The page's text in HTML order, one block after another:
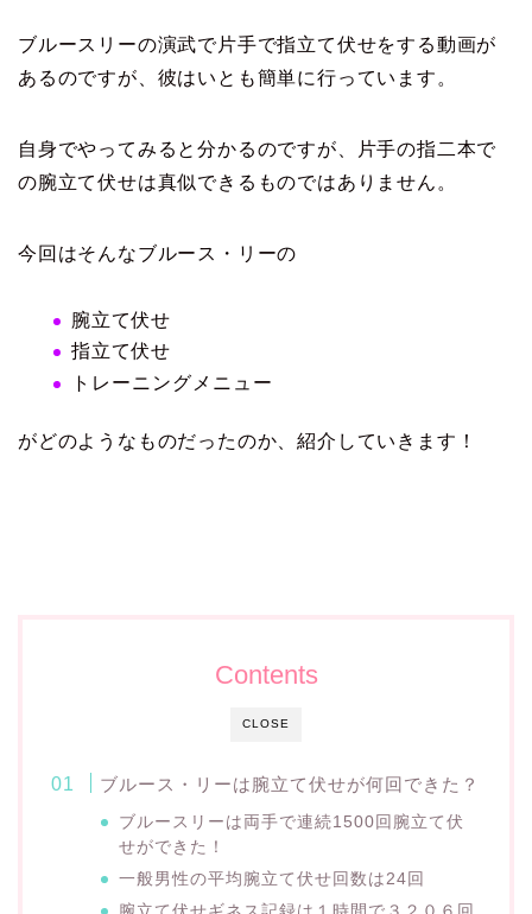
ブルースリーの演武で片手で指立て伏せをする動画が
あるのですが、彼はいとも簡単に行っています。
自身でやってみると分かるのですが、片手の指二本で
の腕立て伏せは真似できるものではありません。
今回はそんなブルース・リーの
腕立て伏せ
指立て伏せ
トレーニングメニュー
がどのようなものだったのか、紹介していきます！
CLOSE
Contents
ブルース・リーは腕立て伏せが何回できた？
ブルースリーは両手で連続1500回腕立て伏
せができた！
一般男性の平均腕立て伏せ回数は24回